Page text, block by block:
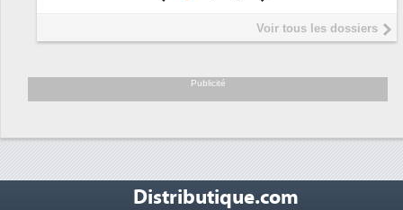
Interview
président
soutient
Voir tous les dossiers
Publicité
Distributique.com